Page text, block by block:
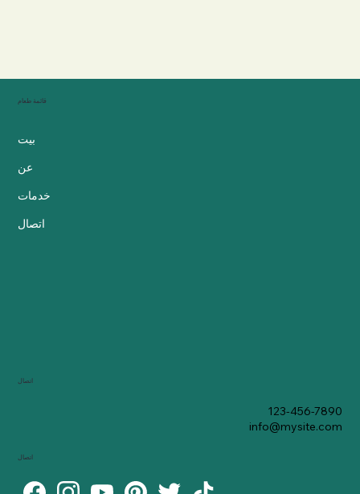
قائمة طعام
بيت
عن
خدمات
اتصال
اتصال
123-456-7890
info@mysite.com
اتصال